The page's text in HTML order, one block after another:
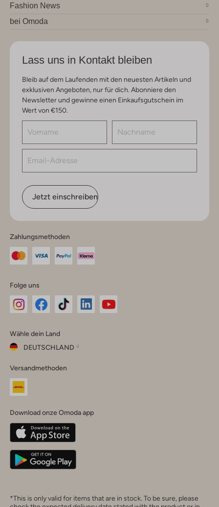
Fashion News
bei Omoda
Lass uns in Kontakt bleiben
Bleib auf dem Laufenden mit den neuesten Artikeln und
exklusiven Angeboten, nur für dich. Abonniere den
Newsletter und gewinne einen Einkaufsgutschein im
Wert von €150.
Jetzt einschreiben
Zahlungsmethoden
Folge uns
Instagram
Facebook
TikTok
Wähle dein Land
DEUTSCHLAND
dein
Land
Belgique(Français)
Deutschland
Versandmethoden
Download onze Omoda app
*This is only valid for items that are in stock. To be sure, please